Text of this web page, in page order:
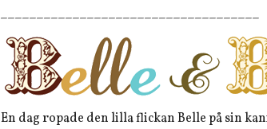
____________________________________
En dag ropade den lilla flickan Belle på sin